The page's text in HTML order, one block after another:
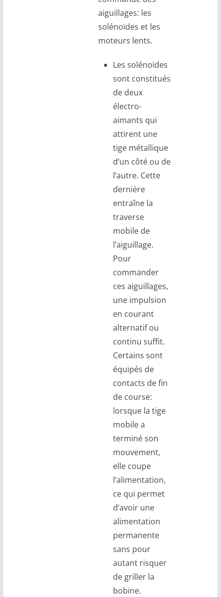
aiguillages: les
solénoïdes et les
moteurs lents.
Les solénoïdes
sont constitués
de deux
électro-
aimants qui
attirent une
tige métallique
d’un côté ou de
l’autre. Cette
dernière
entraîne la
traverse
mobile de
l’aiguillage.
Pour
commander
ces aiguillages,
une impulsion
en courant
alternatif ou
continu suffit.
Certains sont
équipés de
contacts de fin
de course:
lorsque la tige
mobile a
terminé son
mouvement,
elle coupe
l’alimentation,
ce qui permet
d’avoir une
alimentation
permanente
sans pour
autant risquer
de griller la
bobine.